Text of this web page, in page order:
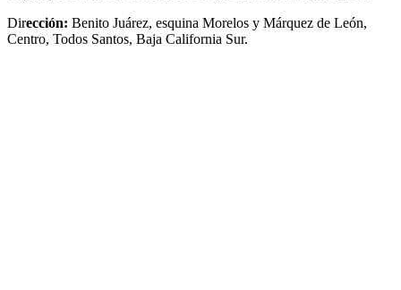
Dirección: Benito Juárez, esquina Morelos y Márquez de León,
Centro, Todos Santos, Baja California Sur.